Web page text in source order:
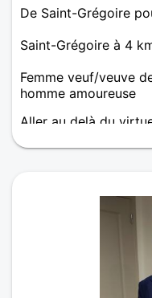
De Saint-Grégoire
Saint-Grégoire à 4
Femme veuf/veuve
homme amoureuse
Aller au delà du